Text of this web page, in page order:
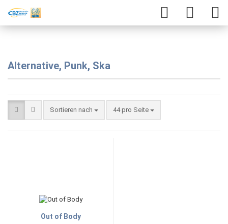
Alternative, Punk, Ska
Sortieren nach 44 pro Seite
Out of Body